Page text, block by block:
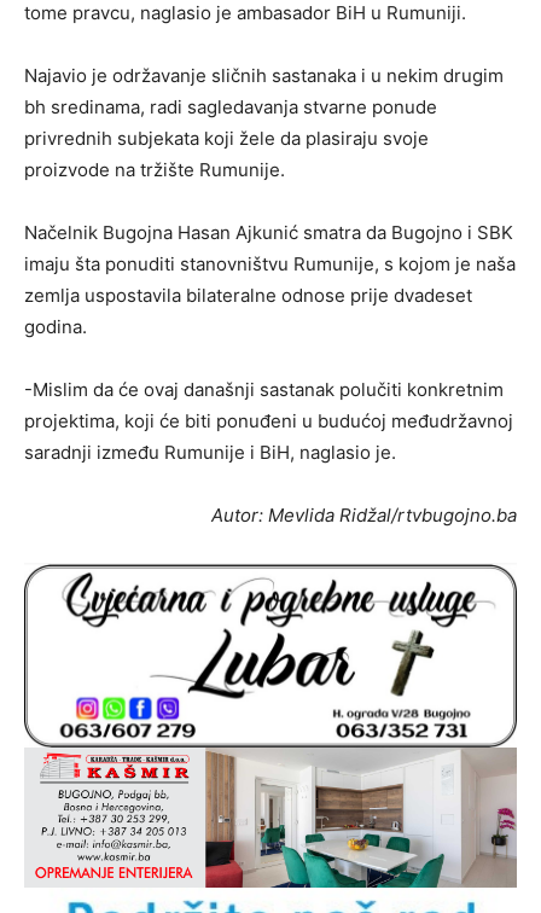
tome pravcu, naglasio je ambasador BiH u Rumuniji.
Najavio je održavanje sličnih sastanaka i u nekim drugim
bh sredinama, radi sagledavanja stvarne ponude
privrednih subjekata koji žele da plasiraju svoje
proizvode na tržište Rumunije.
Načelnik Bugojna Hasan Ajkunić smatra da Bugojno i SBK
imaju šta ponuditi stanovništvu Rumunije, s kojom je naša
zemlja uspostavila bilateralne odnose prije dvadeset
godina.
-Mislim da će ovaj današnji sastanak polučiti konkretnim
projektima, koji će biti ponuđeni u budućoj međudržavnoj
saradnji između Rumunije i BiH, naglasio je.
Autor: Mevlida Ridžal/rtvbugojno.ba